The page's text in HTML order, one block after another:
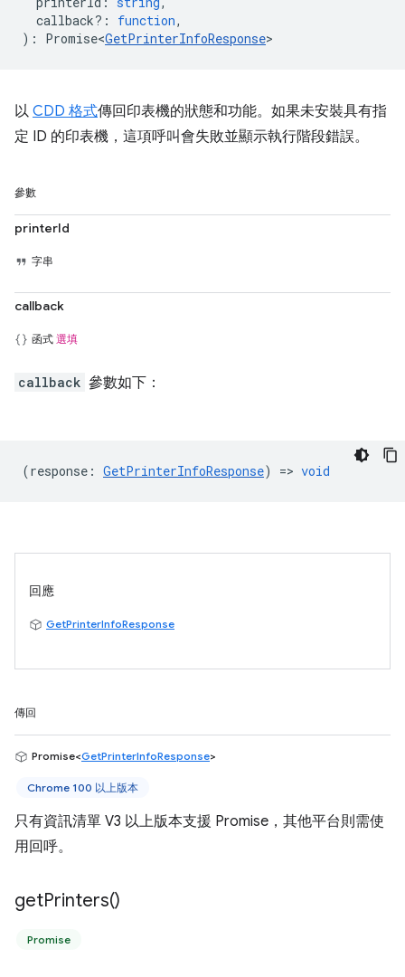
callback? : function,
) : Promise<GetPrinterInfoResponse>
以 CDD 格式傳回印表機的狀態和功能。如果未安裝具有指
定 ID 的印表機，這項呼叫會失敗並顯示執行階段錯誤。
參數
printerId
字串
callback
函式 選填
callback 參數如下：
(response : GetPrinterInfoResponse) => void
回應
GetPrinterInfoResponse
傳回
Promise<GetPrinterInfoResponse>
Chrome 100 以上版本
只有資訊清單 V3 以上版本支援 Promise，其他平台則需使
用回呼。
getPrinters()
Promise